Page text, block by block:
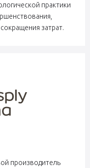
практики
затрат.
производитель